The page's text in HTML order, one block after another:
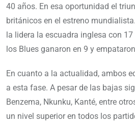
40 años. En esa oportunidad el
británicos en el estreno
la lidera la escuadra inglesa con
los Blues ganaron en 9 y
En cuanto a la actualidad, ambos
a esta fase. A pesar de las bajas
Benzema, Nkunku, Kanté, entre
un nivel superior en todos los